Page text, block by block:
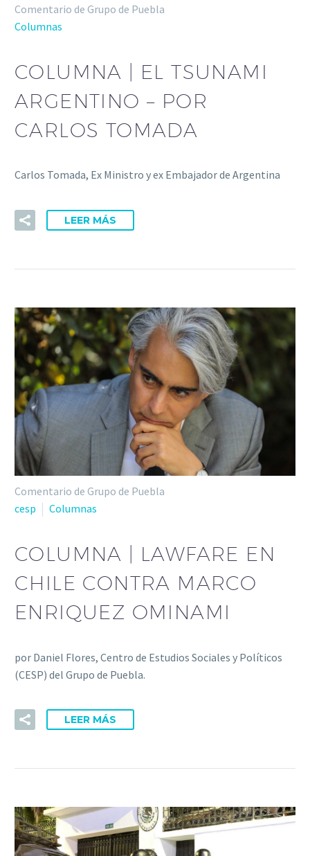
Comentario de Grupo de Puebla
Columnas
COLUMNA | EL TSUNAMI
ARGENTINO – POR
CARLOS TOMADA
Carlos Tomada, Ex Ministro y ex Embajador de Argentina
LEER MÁS
Comentario de Grupo de Puebla
cesp
Columnas
COLUMNA | LAWFARE EN
CHILE CONTRA MARCO
ENRIQUEZ OMINAMI
por Daniel Flores, Centro de Estudios Sociales y Políticos
(CESP) del Grupo de Puebla.
LEER MÁS